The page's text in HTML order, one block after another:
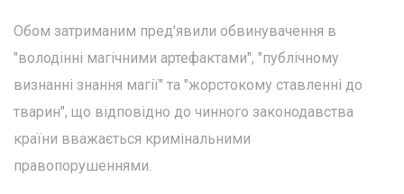
Обом затриманим пред'явили обвинувачення в
"володінні магічними артефактами", "публічному
визнанні знання магії" та "жорстокому ставленні до
тварин", що відповідно до чинного законодавства
країни вважається кримінальними
правопорушеннями.